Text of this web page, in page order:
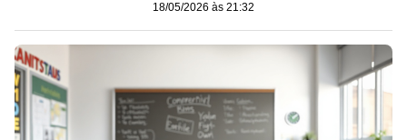
18/05/2026 às 21:32